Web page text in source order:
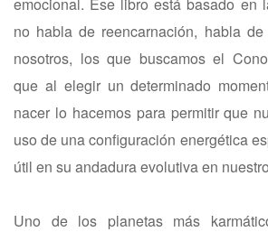
no habla de reencarnación, habla
nosotros, los que buscamos el
que al elegir un determinado
nacer lo hacemos para permitir que
uso de una configuración energética
útil en su andadura evolutiva en
Uno de los planetas más